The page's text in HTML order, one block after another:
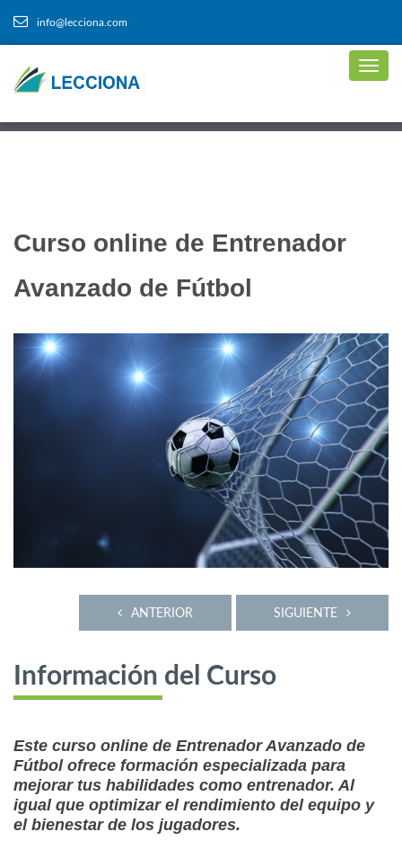
info@lecciona.com
Curso online de Entrenador
Avanzado de Fútbol
SIGUIENTE
ANTERIOR
Información del Curso
Este curso online de Entrenador Avanzado de
Fútbol ofrece formación especializada para
mejorar tus habilidades como entrenador. Al
igual que optimizar el rendimiento del equipo y
el bienestar de los jugadores.